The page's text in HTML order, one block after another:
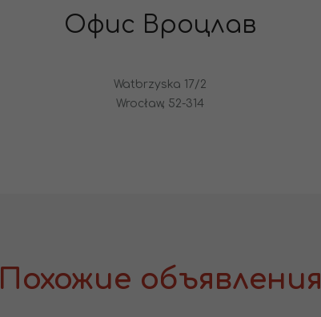
Офис Вроцлав
Watbrzyska 17/2
Wrocław, 52-314
Похожие объявления